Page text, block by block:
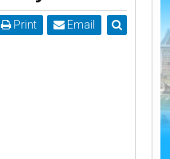
Print Email